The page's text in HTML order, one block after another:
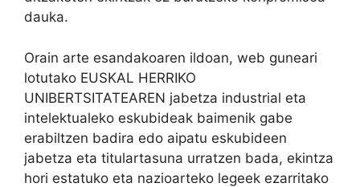
dauka.
Orain arte esandakoaren ildoan, web guneari
lotutako EUSKAL HERRIKO
UNIBERTSITATEAREN jabetza industrial eta
intelektualeko eskubideak baimenik gabe
erabiltzen badira edo aipatu eskubideen
jabetza eta titulartasuna urratzen bada, ekintza
hori estatuko eta nazioarteko legeek ezarritako